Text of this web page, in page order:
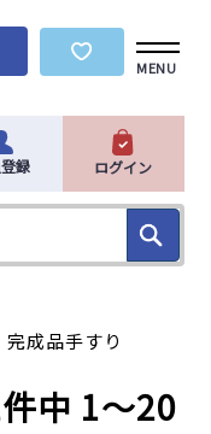
MENU
録 ログイン
完成品手すり
件中 1～20